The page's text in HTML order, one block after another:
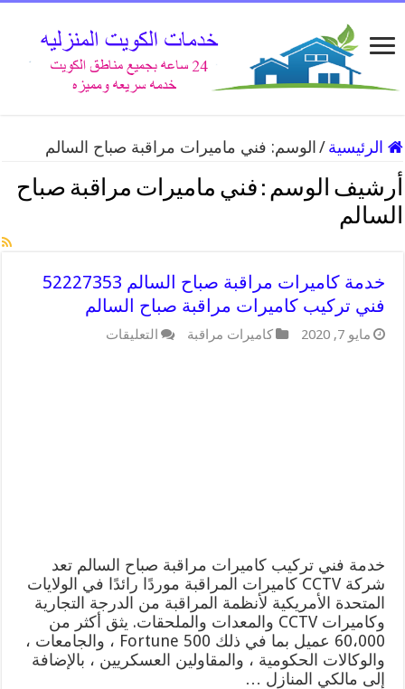
الرئيسية / الوسم: فني ماميرات مراقبة صباح السالم
أرشيف الوسم : فني ماميرات مراقبة صباح
السالم
خدمة كاميرات مراقبة صباح السالم 52227353
فني تركيب كاميرات مراقبة صباح السالم
مايو 7, 2020 كاميرات مراقبة التعليقات
خدمة فني تركيب كاميرات مراقبة صباح السالم تعد
شركة CCTV كاميرات المراقبة موردًا رائدًا في الولايات
المتحدة الأمريكية لأنظمة المراقبة من الدرجة التجارية
وكاميرات CCTV والمعدات والملحقات. يثق أكثر من
60،000 عميل بما في ذلك Fortune 500 ، والجامعات ،
والوكالات الحكومية ، والمقاولين العسكريين ، بالإضافة
إلى مالكي المنازل …